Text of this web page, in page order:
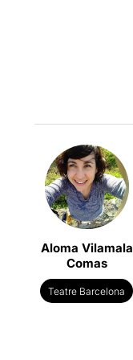
Aloma Vilamala
Comas
Teatre Barcelona